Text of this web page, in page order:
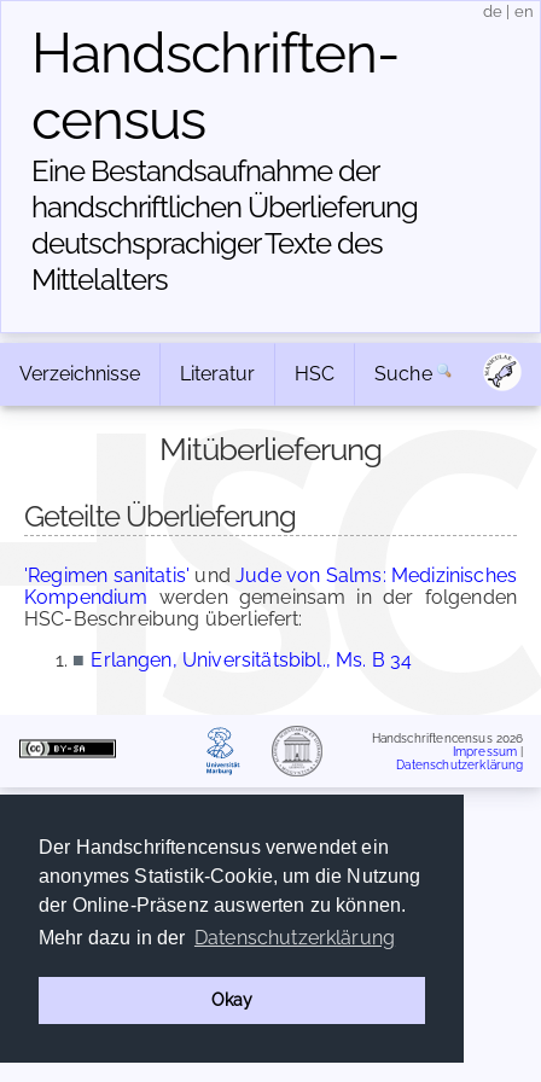
Der Handschriftencensus verwendet ein
anonymes Statistik-Cookie, um die Nutzung
der Online-Präsenz auswerten zu können.
Mehr dazu in der Datenschutzerklärung
Okay
Handschriften­
census
Eine Bestandsaufnahme der
handschriftlichen Über­lieferung
deutschsprachiger Texte des
Mittelalters
de en
Verzeichnisse Literatur HSC Suche
Mitüberlieferung
Geteilte Überlieferung
'Regimen sanitatis' undJude von Salms: Medizinisches
Kompendium werden gemeinsam in der folgenden
HSC-Beschreibung überliefert:
■ Erlangen, Universitätsbibl., Ms. B 34
Handschriftencensus 2026
Impressum
Datenschutzerklärung